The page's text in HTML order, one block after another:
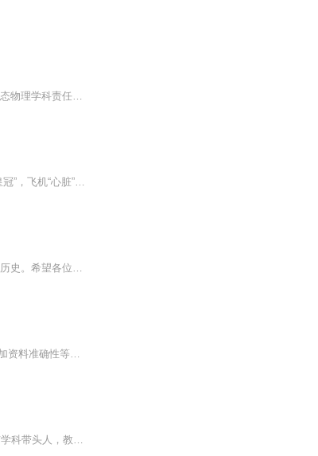
陈子瑜，现为北京航空航天大学物理科学与核能工程学院教授，博士生导师，物理学院副院长，凝聚态物理学科责任教授;兼任国家自然科学奖"物理与天文学"评奖委员会评委(2009-)，中国电子学会高级会员、应用磁学分会委员，磁学国家重点实验室学术委员会委员(2010-)，北京物理学会常务理事等专业学会职务，《信息记录材料》等编委;任Appl Phys Lett、Phys Rev B等多种刊物审稿人。曾任中国物理学会第八届理事会物理教学委员会高校分会委员(2006-2010)，教育部高校物...
【内容简介】这是一个航空工业帝国之梦，也是理想之梦。飞机制造，常被人们比喻为现代工业的“皇冠”，飞机“心脏”的航空发动机，因其研制技术含量高、工艺难度大，更是被称为“皇冠上的明珠”。本文讲述的就是以航空工业为背景的故事，主角从一家机械公...
每天几分钟，听完变飞友。在这里会讲一些关于飞机的事情，和一些彩蛋以及关于飞机的技术和发展历史。希望各位能够喜欢，另外请给张月票支持一下！
©2025 C.A.I.B. Studio 出品【将于2025期间重置 重置内容包括：改善音频质量、调整过时内容、增加资料准确性等】＃更新频率较慢，希望大家谅解。＃声音中或有口误，希望大家谅解。＂一旦尝试过飞行的滋味，以后每次在陆地上行走时，你都会把视线投向天空...
樊尚春教授，博士、博士生导师，国家重点学科"精密仪器及机械"，先进传感技术方向带头人;北京市学科带头人，教育部优秀骨干教师;测控与信息技术系主任。...